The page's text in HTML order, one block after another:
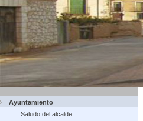
Ayuntamiento
Saludo del alcalde